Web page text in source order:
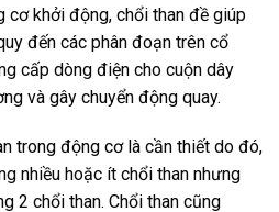
cơ khởi động, chổi than đề giúp
đến các phân đoạn trên cổ
cấp dòng điện cho cuộn dây
và gây chuyển động quay.
trong động cơ là cần thiết do đó,
nhiều hoặc ít chổi than nhưng
2 chổi than. Chổi than cũng